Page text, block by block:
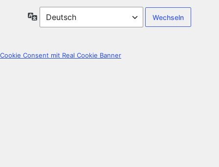
Sprache
Cookie Consent mit Real Cookie Banner